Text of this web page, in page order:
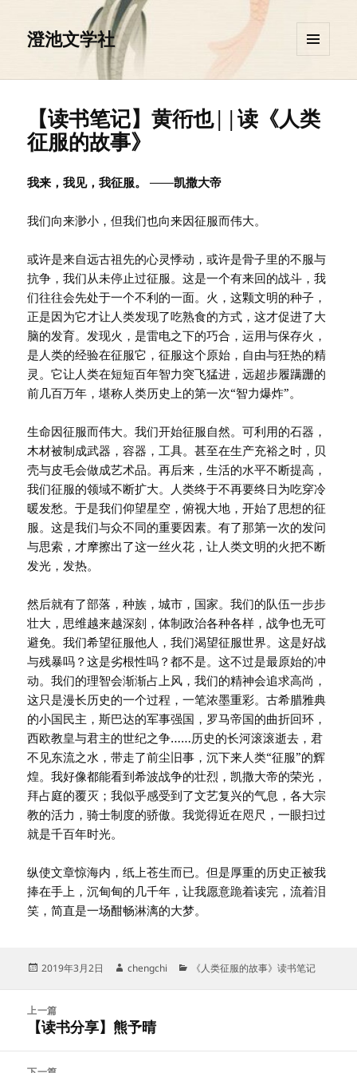
澄池文学社
挂件
【读书笔记】黄衎也||读《人类
征服的故事》
我来，我见，我征服。 ——凯撒大帝
我们向来渺小，但我们也向来因征服而伟大。
或许是来自远古祖先的心灵悸动，或许是骨子里的不服与
抗争，我们从未停止过征服。这是一个有来回的战斗，我
们往往会先处于一个不利的一面。火，这颗文明的种子，
正是因为它才让人类发现了吃熟食的方式，这才促进了大
脑的发育。发现火，是雷电之下的巧合，运用与保存火，
是人类的经验在征服它，征服这个原始，自由与狂热的精
灵。它让人类在短短百年智力突飞猛进，远超步履蹒跚的
前几百万年，堪称人类历史上的第一次“智力爆炸”。
生命因征服而伟大。我们开始征服自然。可利用的石器，
木材被制成武器，容器，工具。甚至在生产充裕之时，贝
壳与皮毛会做成艺术品。再后来，生活的水平不断提高，
我们征服的领域不断扩大。人类终于不再要终日为吃穿冷
暖发愁。于是我们仰望星空，俯视大地，开始了思想的征
服。这是我们与众不同的重要因素。有了那第一次的发问
与思索，才摩擦出了这一丝火花，让人类文明的火把不断
发光，发热。
然后就有了部落，种族，城市，国家。我们的队伍一步步
壮大，思维越来越深刻，体制政治各种各样，战争也无可
避免。我们希望征服他人，我们渴望征服世界。这是好战
与残暴吗？这是劣根性吗？都不是。这不过是最原始的冲
动。我们的理智会渐渐占上风，我们的精神会追求高尚，
这只是漫长历史的一个过程，一笔浓墨重彩。古希腊雅典
的小国民主，斯巴达的军事强国，罗马帝国的曲折回环，
西欧教皇与君主的世纪之争……历史的长河滚滚逝去，君
不见东流之水，带走了前尘旧事，沉下来人类“征服”的辉
煌。我好像都能看到希波战争的壮烈，凯撒大帝的荣光，
拜占庭的覆灭；我似乎感受到了文艺复兴的气息，各大宗
教的活力，骑士制度的骄傲。我觉得近在咫尺，一眼扫过
就是千百年时光。
纵使文章惊海内，纸上苍生而已。但是厚重的历史正被我
捧在手上，沉甸甸的几千年，让我愿意跪着读完，流着泪
笑，简直是一场酣畅淋漓的大梦。
发
2019年3月2日
作
chengchi
分《人类征服的故事》读书笔记
航
上一篇
上
文
【读书分享】熊予晴